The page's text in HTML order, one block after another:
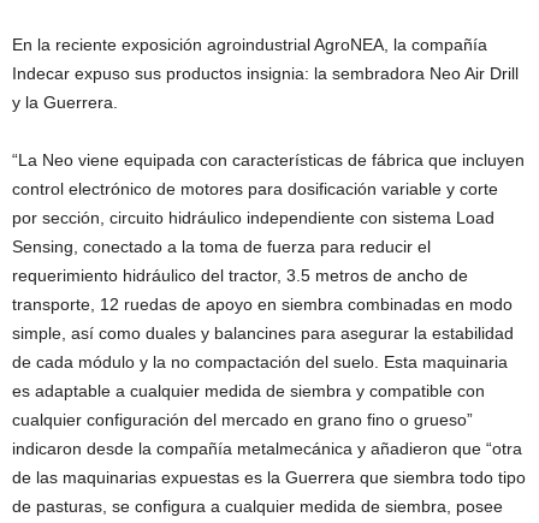
En la reciente exposición agroindustrial AgroNEA, la compañía
Indecar expuso sus productos insignia: la sembradora Neo Air Drill
y la Guerrera.
“La Neo viene equipada con características de fábrica que incluyen
control electrónico de motores para dosificación variable y corte
por sección, circuito hidráulico independiente con sistema Load
Sensing, conectado a la toma de fuerza para reducir el
requerimiento hidráulico del tractor, 3.5 metros de ancho de
transporte, 12 ruedas de apoyo en siembra combinadas en modo
simple, así como duales y balancines para asegurar la estabilidad
de cada módulo y la no compactación del suelo. Esta maquinaria
es adaptable a cualquier medida de siembra y compatible con
cualquier configuración del mercado en grano fino o grueso”
indicaron desde la compañía metalmecánica y añadieron que “otra
de las maquinarias expuestas es la Guerrera que siembra todo tipo
de pasturas, se configura a cualquier medida de siembra, posee